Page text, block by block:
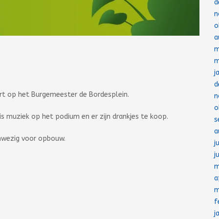
op het Burgemeester de Bordesplein.
muziek op het podium en er zijn drankjes te koop.
voor opbouw.